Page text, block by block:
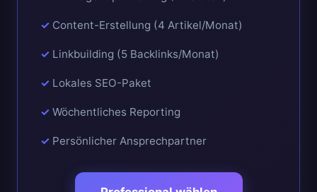
Content-Erstellung (4 Artikel/Monat)
Linkbuilding (5 Backlinks/Monat)
Lokales SEO-Paket
Wöchentliches Reporting
Persönlicher Ansprechpartner